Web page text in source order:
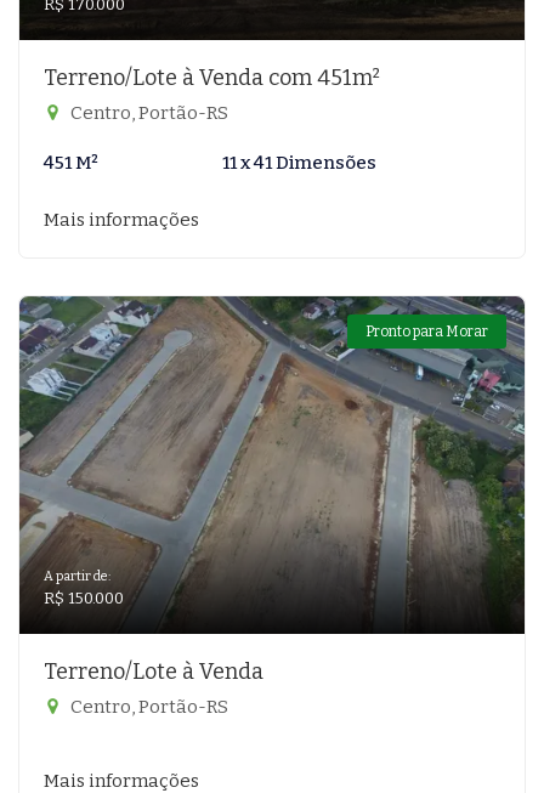
R$ 170.000
Terreno/Lote à Venda com 451m²
Centro, Portão-RS
451 M² 11 x 41 Dimensões
Mais informações
Pronto para Morar
A partir de:
R$ 150.000
Terreno/Lote à Venda
Centro, Portão-RS
Mais informações